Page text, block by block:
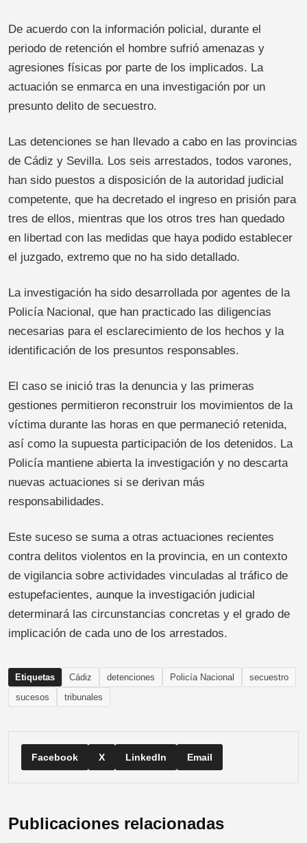
De acuerdo con la información policial, durante el
periodo de retención el hombre sufrió amenazas y
agresiones físicas por parte de los implicados. La
actuación se enmarca en una investigación por un
presunto delito de secuestro.
Las detenciones se han llevado a cabo en las provincias
de Cádiz y Sevilla. Los seis arrestados, todos varones,
han sido puestos a disposición de la autoridad judicial
competente, que ha decretado el ingreso en prisión para
tres de ellos, mientras que los otros tres han quedado
en libertad con las medidas que haya podido establecer
el juzgado, extremo que no ha sido detallado.
La investigación ha sido desarrollada por agentes de la
Policía Nacional, que han practicado las diligencias
necesarias para el esclarecimiento de los hechos y la
identificación de los presuntos responsables.
El caso se inició tras la denuncia y las primeras
gestiones permitieron reconstruir los movimientos de la
víctima durante las horas en que permaneció retenida,
así como la supuesta participación de los detenidos. La
Policía mantiene abierta la investigación y no descarta
nuevas actuaciones si se derivan más
responsabilidades.
Este suceso se suma a otras actuaciones recientes
contra delitos violentos en la provincia, en un contexto
de vigilancia sobre actividades vinculadas al tráfico de
estupefacientes, aunque la investigación judicial
determinará las circunstancias concretas y el grado de
implicación de cada uno de los arrestados.
Etiquetas Cádiz detenciones Policía Nacional
secuestro
sucesos
tribunales
Facebook X LinkedIn Email
Publicaciones relacionadas